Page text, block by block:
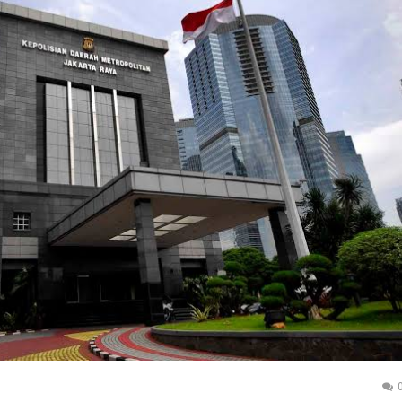
Keadilan
redaksi
6
Agustus
2026
Usia
76
Tahun
redaksi
3
Agustus
2026